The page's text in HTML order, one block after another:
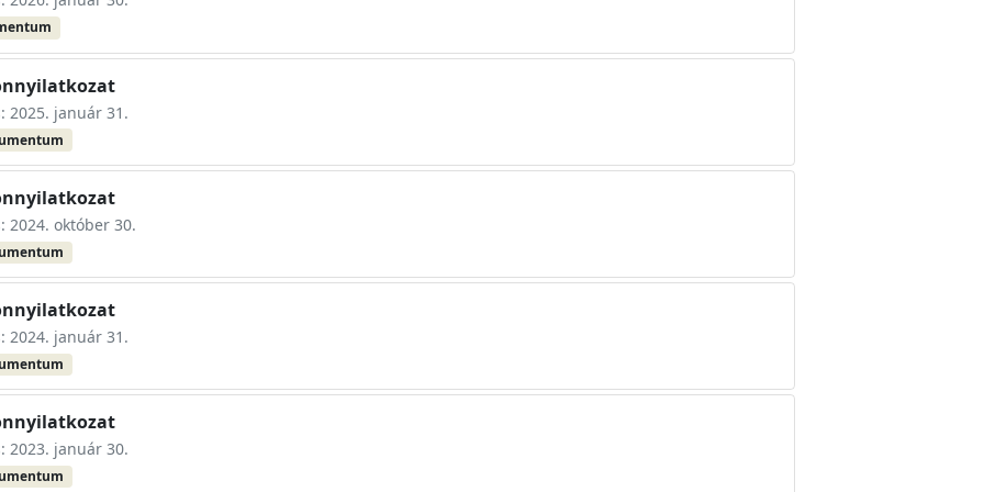
2025. január 31.
2024. október 30.
2024. január 31.
2023. január 30.